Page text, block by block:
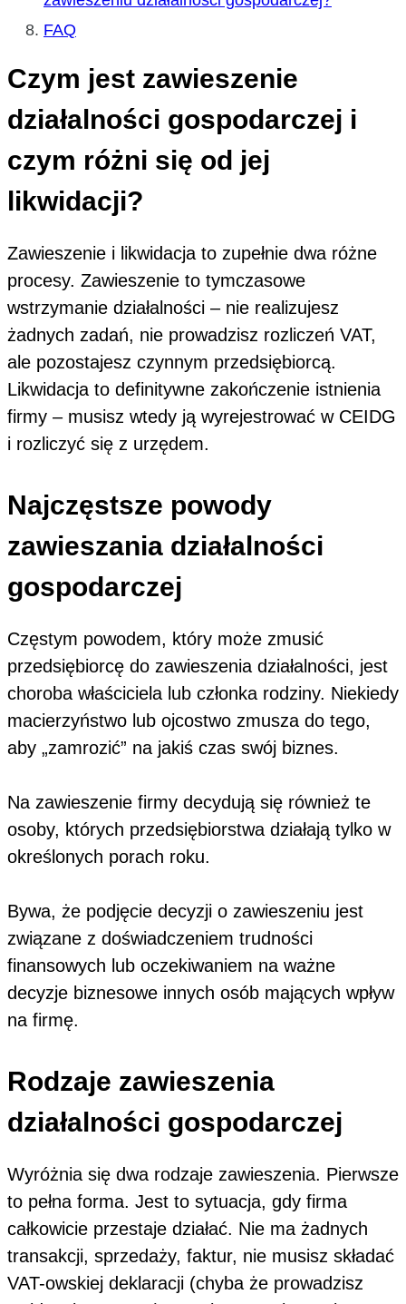
FAQ
Czym jest zawieszenie
działalności gospodarczej i
czym różni się od jej
likwidacji?
Zawieszenie i likwidacja to zupełnie dwa różne
procesy. Zawieszenie to tymczasowe
wstrzymanie działalności – nie realizujesz
żadnych zadań, nie prowadzisz rozliczeń VAT,
ale pozostajesz czynnym przedsiębiorcą.
Likwidacja to definitywne zakończenie istnienia
firmy – musisz wtedy ją wyrejestrować w CEIDG
i rozliczyć się z urzędem.
Najczęstsze powody
zawieszania działalności
gospodarczej
Częstym powodem, który może zmusić
przedsiębiorcę do zawieszenia działalności, jest
choroba właściciela lub członka rodziny. Niekiedy
macierzyństwo lub ojcostwo zmusza do tego,
aby „zamrozić” na jakiś czas swój biznes.
Na zawieszenie firmy decydują się również te
osoby, których przedsiębiorstwa działają tylko w
określonych porach roku.
Bywa, że podjęcie decyzji o zawieszeniu jest
związane z doświadczeniem trudności
finansowych lub oczekiwaniem na ważne
decyzje biznesowe innych osób mających wpływ
na firmę.
Rodzaje zawieszenia
działalności gospodarczej
Wyróżnia się dwa rodzaje zawieszenia. Pierwsze
to pełna forma. Jest to sytuacja, gdy firma
całkowicie przestaje działać. Nie ma żadnych
transakcji, sprzedaży, faktur, nie musisz składać
VAT-owskiej deklaracji (chyba że prowadzisz